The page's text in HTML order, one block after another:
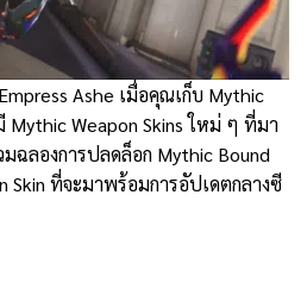
Ashe เมื่อคุณเก็บ Mythic
Mythic Weapon Skins ใหม่ ๆ ที่มา
ฉลองการปลดล็อก Mythic Bound
Skin ที่จะมาพร้อมการอัปเดตกลางซี